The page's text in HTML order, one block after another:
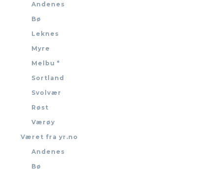
Andenes
Bø
Leknes
Myre
Melbu *
Sortland
Svolvær
Røst
Værøy
Været fra yr.no
Andenes
Bø